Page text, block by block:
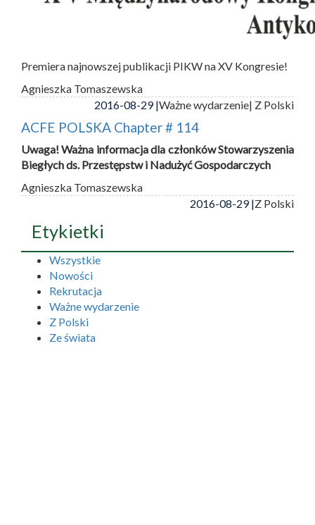
Premiera najnowszej publikacji PIKW na XV Kongresie!
Agnieszka Tomaszewska
2016-08-29 |Ważne wydarzenie| Z Polski
ACFE POLSKA Chapter # 114
Uwaga! Ważna informacja dla członków Stowarzyszenia
Biegłych ds. Przestępstw i Nadużyć Gospodarczych
Agnieszka Tomaszewska
2016-08-29 |Z Polski
Etykietki
Wszystkie
Nowości
Rekrutacja
Ważne wydarzenie
Z Polski
Ze świata